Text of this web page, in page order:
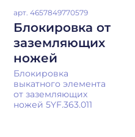
арт. 4657849770579
Блокировка от
заземляющих
ножей
Блокировка
выкатного элемента
от заземляющих
ножей 5YF.363.011